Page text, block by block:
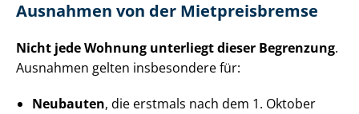
Ausnahmen von der Mietpreisbremse
Nicht jede Wohnung unterliegt dieser Begrenzung.
Ausnahmen gelten insbesondere für:
Neubauten, die erstmals nach dem 1. Oktober